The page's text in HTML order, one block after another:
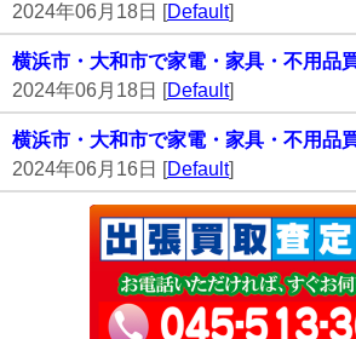
2024年06月18日 [Default]
横浜市・大和市で家電・家具・不用品
2024年06月18日 [Default]
横浜市・大和市で家電・家具・不用品
2024年06月16日 [Default]